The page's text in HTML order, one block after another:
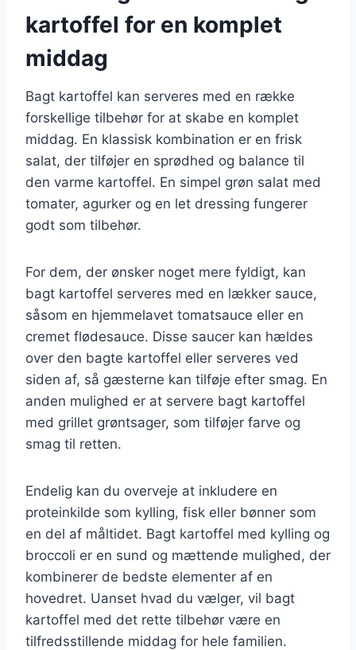
kartoffel for en komplet
middag
Bagt kartoffel kan serveres med en række
forskellige tilbehør for at skabe en komplet
middag. En klassisk kombination er en frisk
salat, der tilføjer en sprødhed og balance til
den varme kartoffel. En simpel grøn salat med
tomater, agurker og en let dressing fungerer
godt som tilbehør.
For dem, der ønsker noget mere fyldigt, kan
bagt kartoffel serveres med en lækker sauce,
såsom en hjemmelavet tomatsauce eller en
cremet flødesauce. Disse saucer kan hældes
over den bagte kartoffel eller serveres ved
siden af, så gæsterne kan tilføje efter smag. En
anden mulighed er at servere bagt kartoffel
med grillet grøntsager, som tilføjer farve og
smag til retten.
Endelig kan du overveje at inkludere en
proteinkilde som kylling, fisk eller bønner som
en del af måltidet. Bagt kartoffel med kylling og
broccoli er en sund og mættende mulighed, der
kombinerer de bedste elementer af en
hovedret. Uanset hvad du vælger, vil bagt
kartoffel med det rette tilbehør være en
tilfredsstillende middag for hele familien.